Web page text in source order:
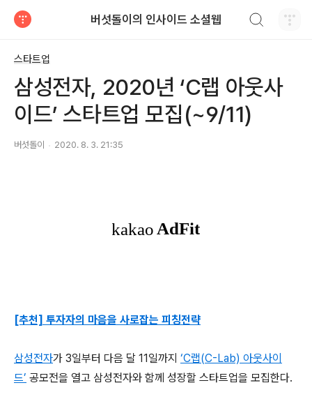
버섯돌이의 인사이드 소셜웹
스타트업
삼성전자, 2020년 ‘C랩 아웃사
이드’ 스타트업 모집(~9/11)
버섯돌이 2020. 8. 3. 21:35
[추천] 투자자의 마음을 사로잡는 피칭전략
삼성전자가 3일부터 다음 달 11일까지 ‘C랩(C-Lab) 아웃사이
드’ 공모전을 열고 삼성전자와 함께 성장할 스타트업을 모집한다.